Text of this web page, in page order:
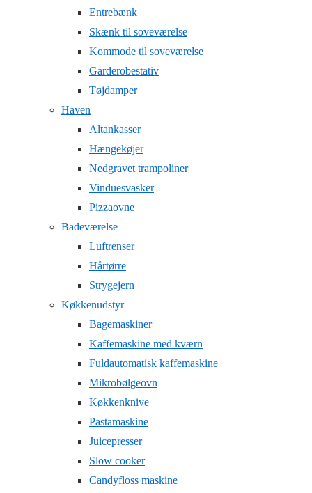
Entrebænk
Skænk til soveværelse
Kommode til soveværelse
Garderobestativ
Tøjdamper
Haven
Altankasser
Hængekøjer
Nedgravet trampoliner
Vinduesvasker
Pizzaovne
Badeværelse
Luftrenser
Hårtørre
Strygejern
Køkkenudstyr
Bagemaskiner
Kaffemaskine med kværn
Fuldautomatisk kaffemaskine
Mikrobølgeovn
Køkkenknive
Pastamaskine
Juicepresser
Slow cooker
Candyfloss maskine